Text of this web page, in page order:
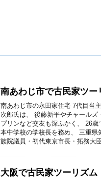
南あわじ市で古民家ツー
南あわじ市の永田家住宅 7代目当
次郎氏は、 後藤新平やチャールズ
プリンなど交友も深ふかく、 26歳
本中学校の学校長を務め、 三重県
族院議員・初代東京市長・拓務大
大阪で古民家ツーリズム